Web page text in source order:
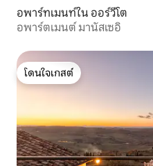
อพาร์ทเมนท์ใน ออร์วีโต
อพาร์ตเมนต์ มานัสเซอิ
โดนใจเกสต์
โดนใจเกสต์